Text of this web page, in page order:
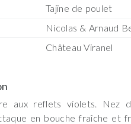
Tajine de poulet
Nicolas & Arnaud
Château Viranel
aux reflets violets. Nez
en bouche fraîche et